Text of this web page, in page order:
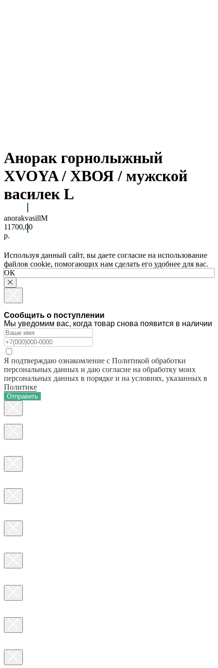
Arctic Point
Анорак горнолыжный
XVOYA / ХВОЯ / мужской
василек L
anorakvasillM
11700,00
р.
Используя данный сайт, вы даете согласие на использование
файлов cookie, помогающих нам сделать его удобнее для вас.
ОК
Сообщить о поступлении
Мы уведомим вас, когда товар снова появится в наличии
Я подтверждаю ознакомление с Политикой обработки
персональных данных и даю согласие на обработку моих
персональных данных в порядке и на условиях, указанных в
Политике
Отправить